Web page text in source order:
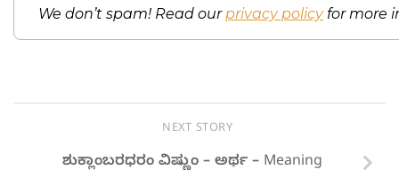
We don’t spam! Read ourprivacy policyfor more
NEXT STORY
ಶುಕ್ಲಾಂಬರಧರಂ ವಿಷ್ಣುಂ – ಅರ್ಥ – Meaning